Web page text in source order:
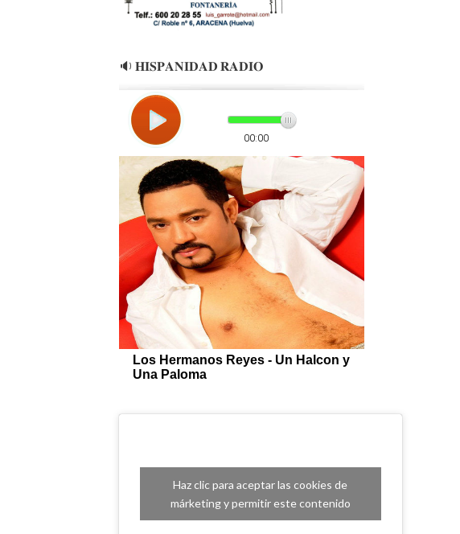
🔉 𝐇𝐈𝐒𝐏𝐀𝐍𝐈𝐃𝐀𝐃 𝐑𝐀𝐃𝐈𝐎
Haz clic para aceptar las cookies de
márketing y permitir este contenido